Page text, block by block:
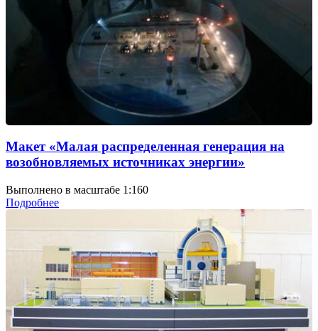
Макет «Малая распределенная генерация на
возобновляемых источниках энергии»
Выполнено в масштабе 1:160
Подробнее